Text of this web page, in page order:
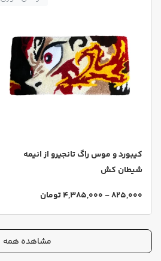
کیبورد و موس راگ تانجیرو از انیمه
شیطان کش
825,000 - 4,385,000 تومان
مشاهده همه